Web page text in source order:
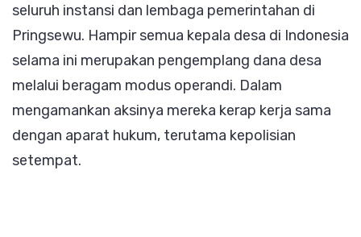
seluruh instansi dan lembaga pemerintahan di
Pringsewu. Hampir semua kepala desa di Indonesia
selama ini merupakan pengemplang dana desa
melalui beragam modus operandi. Dalam
mengamankan aksinya mereka kerap kerja sama
dengan aparat hukum, terutama kepolisian
setempat.